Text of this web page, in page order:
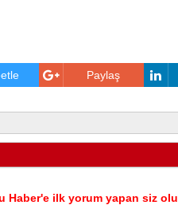
Paylaş
Haber'e ilk yorum yapan siz